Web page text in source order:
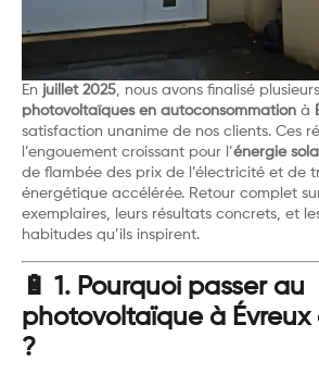
En juillet 2025 , nous avons finalisé plusieurs
photovoltaïques en autoconsommation à
satisfaction unanime de nos clients. Ces
l’engouement croissant pour l’énergie
de flambée des prix de l’électricité et de
énergétique accélérée. Retour complet
exemplaires, leurs résultats concrets, et
habitudes qu’ils inspirent.
🔋 1. Pourquoi passer au
photovoltaïque à Évreux
?